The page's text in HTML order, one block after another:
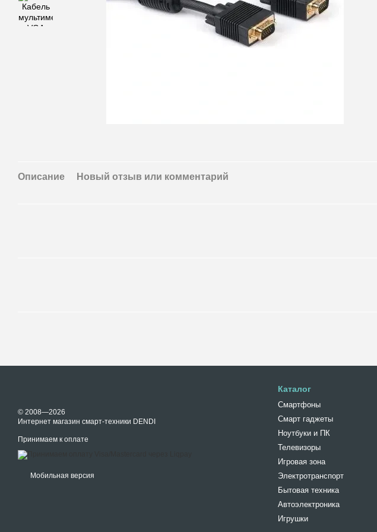
Описание Новый отзыв или комментарий
© 2008—2026
Интернет магазин смарт-техники DENDI
Принимаем к оплате
Мобильная версия
Каталог
Смартфоны
Смарт гаджеты
Ноутбуки и ПК
Телевизоры
Игровая зона
Электротранспорт
Бытовая техника
Автоэлектроника
Игрушки